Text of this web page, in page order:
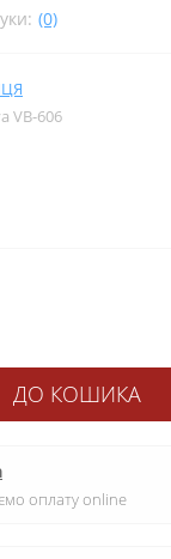
(0)
VB-606
ДО КОШИКА
оплату online